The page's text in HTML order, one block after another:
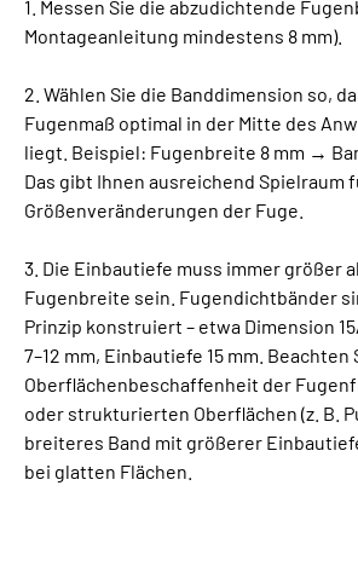
1. Messen Sie die abzudichtende
Montageanleitung mindestens 8 mm).
2. Wählen Sie die Banddimension so,
Fugenmaß optimal in der Mitte des
liegt. Beispiel: Fugenbreite 8 mm →
Das gibt Ihnen ausreichend Spielraum
Größenveränderungen der Fuge.
3. Die Einbautiefe muss immer größer
Fugenbreite sein. Fugendichtbänder
Prinzip konstruiert – etwa Dimension
7–12 mm, Einbautiefe 15 mm. Beachten
Oberflächenbeschaffenheit der
oder strukturierten Oberflächen (z. B.
breiteres Band mit größerer
bei glatten Flächen.